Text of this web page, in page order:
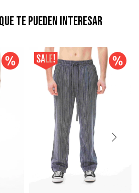
te pueden interesar